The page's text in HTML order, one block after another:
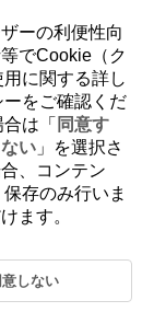
）、または［
倍の望遠撮影がで
ーの利便性向
でCookie（ク
に関する詳し
をご確認くだ
は「 同意す
い 」を選択さ
、コンテン
存のみ行いま
ます。
意しない